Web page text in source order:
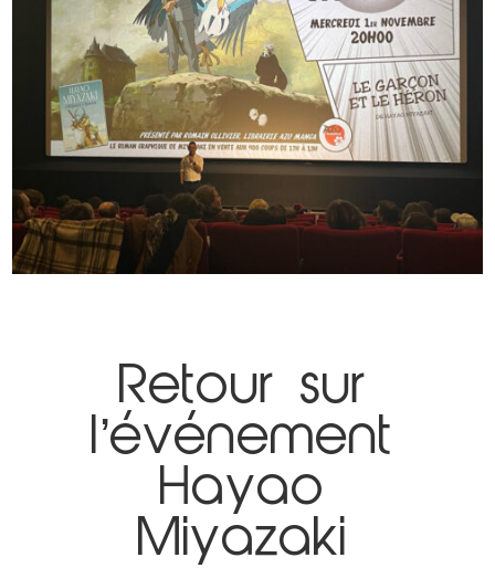
Retour sur
l’événement
Hayao
Miyazaki